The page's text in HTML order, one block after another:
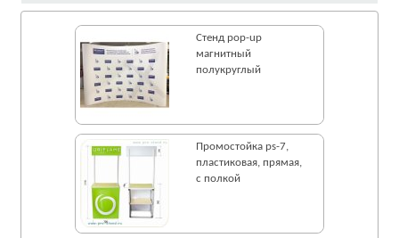
Стенд pop-up
магнитный
полукруглый
Промостойка ps-7,
пластиковая, прямая,
с полкой